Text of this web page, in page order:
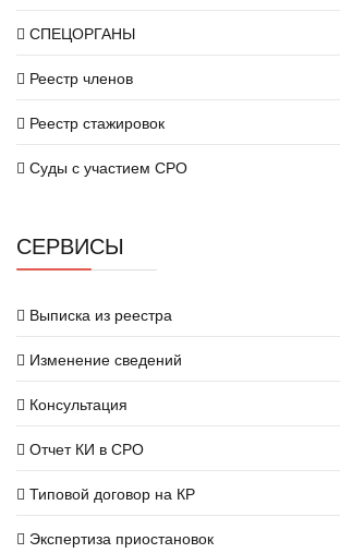
СПЕЦОРГАНЫ
Реестр членов
Реестр стажировок
Суды с участием СРО
СЕРВИСЫ
Выписка из реестра
Изменение сведений
Консультация
Отчет КИ в СРО
Типовой договор на КР
Экспертиза приостановок